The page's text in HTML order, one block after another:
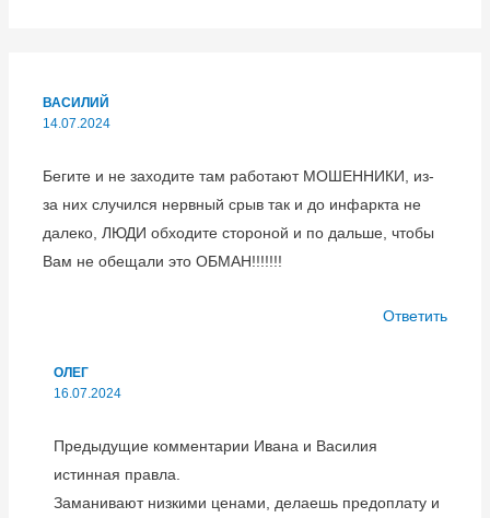
ВАСИЛИЙ
14.07.2024
Бегите и не заходите там работают МОШЕННИКИ, из-
за них случился нервный срыв так и до инфаркта не
далеко, ЛЮДИ обходите стороной и по дальше, чтобы
Вам не обещали это ОБМАН!!!!!!!
Ответить
ОЛЕГ
16.07.2024
Предыдущие комментарии Ивана и Василия
истинная правла.
Заманивают низкими ценами, делаешь предоплату и